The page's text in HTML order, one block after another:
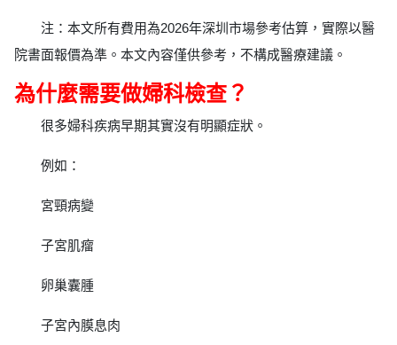
注：本文所有費用為2026年深圳市場參考估算，實際以醫
院書面報價為準。本文內容僅供參考，不構成醫療建議。
為什麼需要做婦科檢查？
很多婦科疾病早期其實沒有明顯症狀。
例如：
宮頸病變
子宮肌瘤
卵巢囊腫
子宮內膜息肉